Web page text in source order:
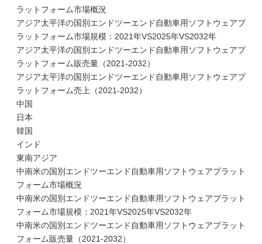
ラットフォーム市場概況
アジア太平洋の国別エンドツーエンド自動車用ソフトウェアプ
ラットフォーム市場規模：2021年VS2025年VS2032年
アジア太平洋の国別エンドツーエンド自動車用ソフトウェアプ
ラットフォーム販売量（2021-2032）
アジア太平洋の国別エンドツーエンド自動車用ソフトウェアプ
ラットフォーム売上（2021-2032）
中国
日本
韓国
インド
東南アジア
中南米の国別エンドツーエンド自動車用ソフトウェアプラット
フォーム市場概況
中南米の国別エンドツーエンド自動車用ソフトウェアプラット
フォーム市場規模：2021年VS2025年VS2032年
中南米の国別エンドツーエンド自動車用ソフトウェアプラット
フォーム販売量（2021-2032）